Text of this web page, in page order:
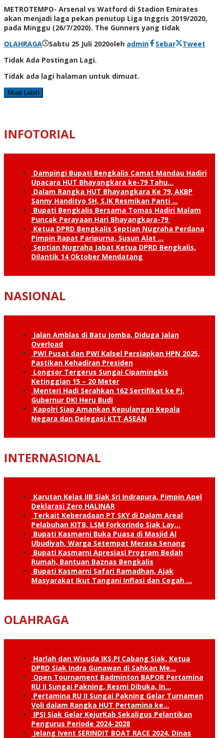
Share
METROTEMPO- Arsenal vs Watford di Stadion Emirates
akan menjadi laga pekan penutup Liga Inggris 2019/2020,
pada Minggu (26/7/2020). The Gunners yang tidak
OLAHRAGA
Sabtu 25 Juli 2020oleh admin Sebar
Tweet
Tidak Ada Postingan Lagi.
Tidak ada lagi halaman untuk dimuat.
Muat Lebih
INFOTORIAL
Dampingi Bupati Bengkalis Camat Mandau Hadiri
Upacara HUT Bhayangkara ke-79 Tahu…
Dalam Rangka HUT Bhayangkara Ke 79, AKBP
Sanny Handityo SH, S.IK Resmikan Panti …
Bupati Bengkalis Bersama Tomas Hadiri Malam
Puncak Perayaan Hari Bhayangkara-79
Ketua DPRD Bengkalis Septian Nugraha Perdana
Pimpin Rapat Paripurna, Susun Alat …
Septian Nugraha Jabat Ketua DPRD Bengkalis,
Dilantik 14 Oktober Mendatang
NASIONAL
Jalan Amblas di Batu Jomba, Diduga Jalan
Overload
PWI Pusat dan PWI Kalsel Persiapkan HPN 2025,
Pastikan Kehadiran Presiden
Longsor Tergerus Sungai Cipamingkis
Ketinggian 15 – 20 Meter
Menteri Hadi Serahkan 162 Sertifikat ke Pj.
Gubernur DKI Heru Budi
Kapolri Siap Amankan Kepulangan Kepala
Negara dan Delegasi KTT ASEAN
INTERNASIONAL
Karutan Kelas IIB Siak Sri Indrapura, Pimpin Apel
Deklarasi Zero HALINAR
Terkait Keberadaan PT SKY di Dalam Areal
Pelabuhan KITB, LSM Forkorindo Siak Lay…
Bupati Kasmarni Buka Puasa di Masjid Al
Ubudiyah, Warga Setempat Merasa Senang
Bupati Kasmarni Apresiasi Program Bedah
Rumah, Bantuan Baznas Bengkalis
Bupati Kasmarni Safari Ramadhan, Ajak
Masyarakat Ikut Tangani Inflasi dan Cegah …
OLAHRAGA
Harlah dan Wisuda IKS.PI Cabang Siak, Ketua
DPRD Siak Indra Gunawan di Sahkan Me…
Open Tournament Badminton BAPOR Pertamina
RU II Sungai Pakning, Resmi Dibuka, In…
Pertamina RU II Sungai Pakning Gelar Turnamen
Voli dalam Rangka HUT Pertamina ke…
IPSI Siak Gelar KejurKab Sekaligus Pelantikan
Pengurus Periode 2024-2028
Jelang Ivent SERINDIT BOAT RACE 2024, Dinas